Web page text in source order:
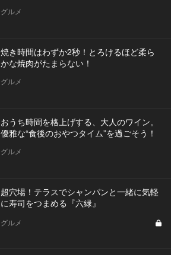
グルメ
焼き時間はわずか2秒！とろけるほど柔ら
かな焼肉がたまらない！
グルメ
おうち時間を格上げする、大人のワイン。
優雅な“食後のおやつタイム”を過ごそう！
グルメ
超穴場！テラスでシャンパンと一緒に気軽
に寿司をつまめる『六緑』
グルメ